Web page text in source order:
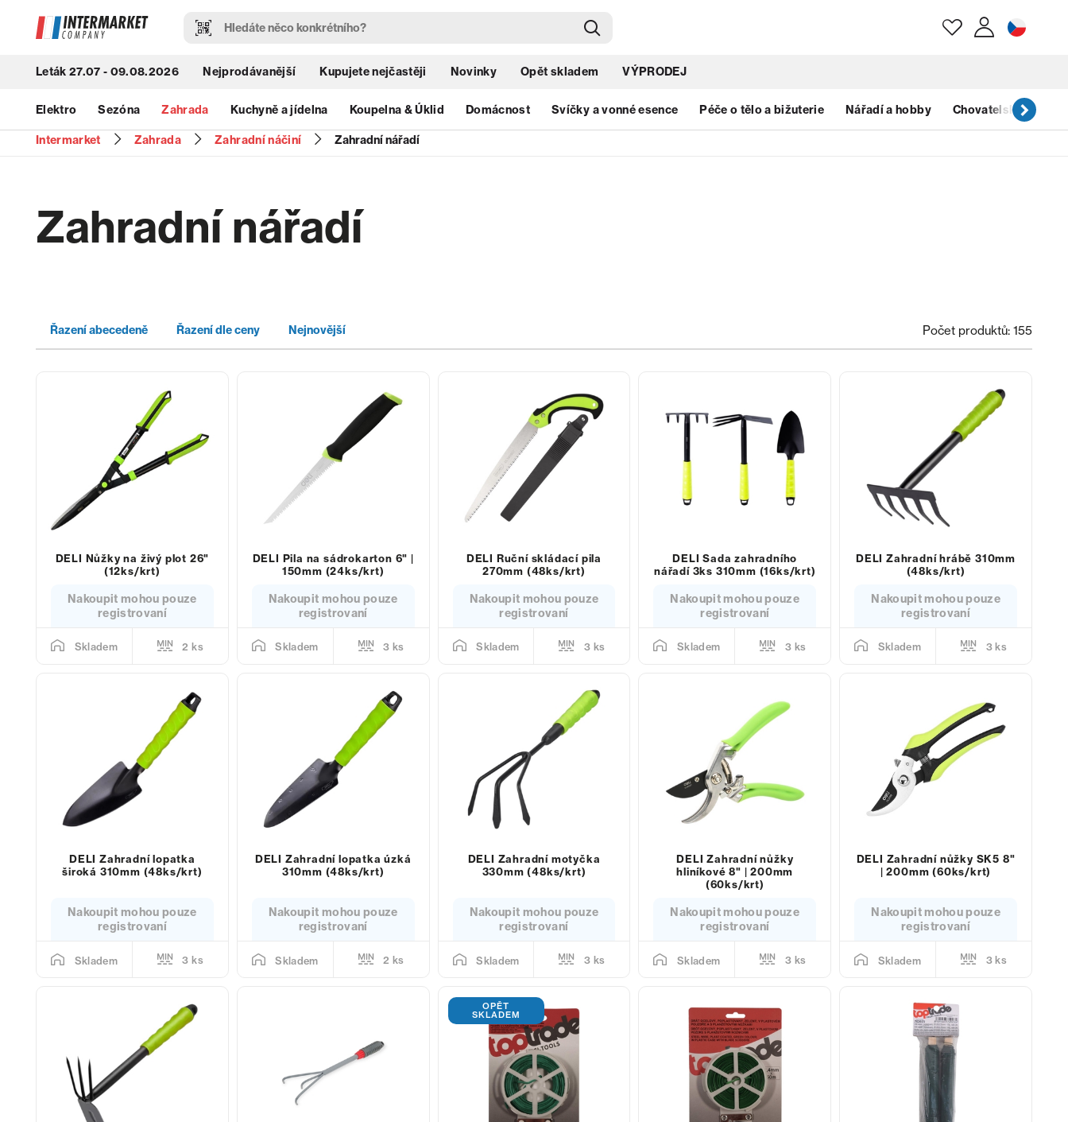
Leták 27.07 - 09.08.2026 Nejprodávanější Kupujete nejčastěji Novinky Opět skladem VÝPRODEJ
Elektro Sezóna Zahrada Kuchyně a jídelna Koupelna & Úklid Domácnost Svíčky a vonné esence Péče o tělo a bižuterie Nářadí a hobby Chovatelské
Intermarket Zahrada Zahradní náčiní Zahradní nářadí
Zahradní nářadí
Řazení abecedeně Řazení dle ceny Nejnovější Počet produktů: 155
DELI Nůžky na živý plot 26"
(12ks/krt)
Nakoupit mohou pouze
registrovaní
Skladem 2 ks
DELI Pila na sádrokarton 6" |
150mm (24ks/krt)
Nakoupit mohou pouze
registrovaní
Skladem 3 ks
DELI Ruční skládací pila
270mm (48ks/krt)
Nakoupit mohou pouze
registrovaní
Skladem 3 ks
DELI Sada zahradního
nářadí 3ks 310mm (16ks/krt)
Nakoupit mohou pouze
registrovaní
Skladem 3 ks
DELI Zahradní hrábě 310mm
(48ks/krt)
Nakoupit mohou pouze
registrovaní
Skladem 3 ks
DELI Zahradní lopatka
široká 310mm (48ks/krt)
Nakoupit mohou pouze
registrovaní
Skladem 3 ks
DELI Zahradní lopatka úzká
310mm (48ks/krt)
Nakoupit mohou pouze
registrovaní
Skladem 2 ks
DELI Zahradní motyčka
330mm (48ks/krt)
Nakoupit mohou pouze
registrovaní
Skladem 3 ks
DELI Zahradní nůžky
hliníkové 8" | 200mm
(60ks/krt)
Nakoupit mohou pouze
registrovaní
Skladem 3 ks
DELI Zahradní nůžky SK5 8"
| 200mm (60ks/krt)
Nakoupit mohou pouze
registrovaní
Skladem 3 ks
OPĚT
SKLADEM